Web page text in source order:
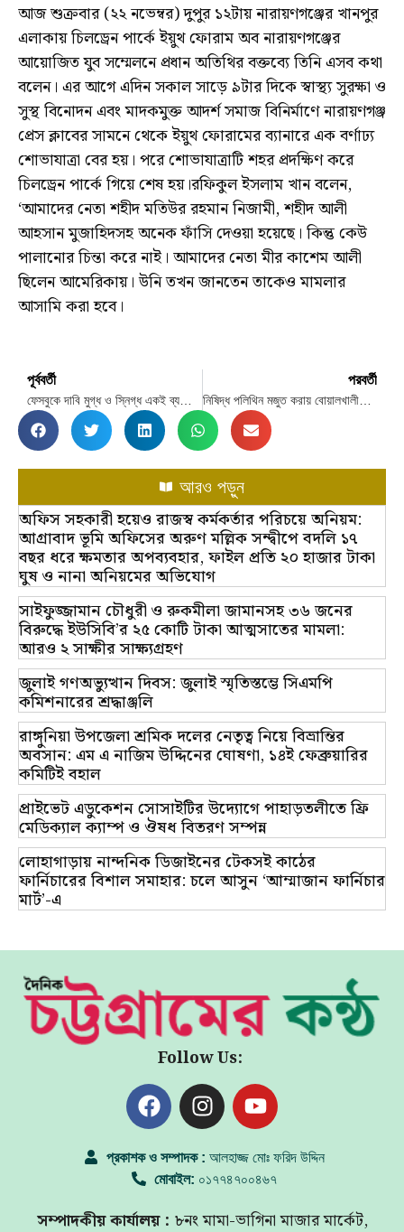
আজ শুক্রবার (২২ নভেম্বর) দুপুর ১২টায় নারায়ণগঞ্জের খানপুর
এলাকায় চিলড্রেন পার্কে ইয়ুথ ফোরাম অব নারায়ণগঞ্জের
আয়োজিত যুব সম্মেলনে প্রধান অতিথির বক্তব্যে তিনি এসব কথা
বলেন। এর আগে এদিন সকাল সাড়ে ৯টার দিকে স্বাস্থ্য সুরক্ষা ও
সুস্থ বিনোদন এবং মাদকমুক্ত আদর্শ সমাজ বিনির্মাণে নারায়ণগঞ্জ
প্রেস ক্লাবের সামনে থেকে ইয়ুথ ফোরামের ব্যানারে এক বর্ণাঢ্য
শোভাযাত্রা বের হয়। পরে শোভাযাত্রাটি শহর প্রদক্ষিণ করে
চিলড্রেন পার্কে গিয়ে শেষ হয়।রফিকুল ইসলাম খান বলেন,
‘আমাদের নেতা শহীদ মতিউর রহমান নিজামী, শহীদ আলী
আহসান মুজাহিদসহ অনেক ফাঁসি দেওয়া হয়েছে। কিন্তু কেউ
পালানোর চিন্তা করে নাই। আমাদের নেতা মীর কাশেম আলী
ছিলেন আমেরিকায়। উনি তখন জানতেন তাকেও মামলার
আসামি করা হবে।
পূর্ববর্তী
ফেসবুকে দাবি মুগ্ধ ও স্নিগ্ধ একই ব্যক্তি যা বলছে ফ্যাক্ট চেক
পরবর্তী
নিষিদ্ধ পলিথিন মজুত করায় বোয়ালখালীতে দুই ব্যবসায়ীর জরিমানা
আরও পড়ুন
অফিস সহকারী হয়েও রাজস্ব কর্মকর্তার পরিচয়ে অনিয়ম:
আগ্রাবাদ ভূমি অফিসের অরুণ মল্লিক সন্দ্বীপে বদলি ১৭
বছর ধরে ক্ষমতার অপব্যবহার, ফাইল প্রতি ২০ হাজার টাকা
ঘুষ ও নানা অনিয়মের অভিযোগ
সাইফুজ্জামান চৌধুরী ও রুকমীলা জামানসহ ৩৬ জনের
বিরুদ্ধে ইউসিবি’র ২৫ কোটি টাকা আত্মসাতের মামলা:
আরও ২ সাক্ষীর সাক্ষ্যগ্রহণ
জুলাই গণঅভ্যুত্থান দিবস: জুলাই স্মৃতিস্তম্ভে সিএমপি
কমিশনারের শ্রদ্ধাঞ্জলি
রাঙ্গুনিয়া উপজেলা শ্রমিক দলের নেতৃত্ব নিয়ে বিভ্রান্তির
অবসান: এম এ নাজিম উদ্দিনের ঘোষণা, ১৪ই ফেব্রুয়ারির
কমিটিই বহাল
প্রাইভেট এডুকেশন সোসাইটির উদ্যোগে পাহাড়তলীতে ফ্রি
মেডিক্যাল ক্যাম্প ও ঔষধ বিতরণ সম্পন্ন
লোহাগাড়ায় নান্দনিক ডিজাইনের টেকসই কাঠের
ফার্নিচারের বিশাল সমাহার: চলে আসুন ‘আম্মাজান ফার্নিচার
মার্ট’-এ
Follow Us:
প্রকাশক ও সম্পাদক : আলহাজ্জ মোঃ ফরিদ উদ্দিন
মোবাইল: ০১৭৭৪৭০০৪৬৭
সম্পাদকীয় কার্যালয় : ৮নং মামা-ভাগিনা মাজার মার্কেট,